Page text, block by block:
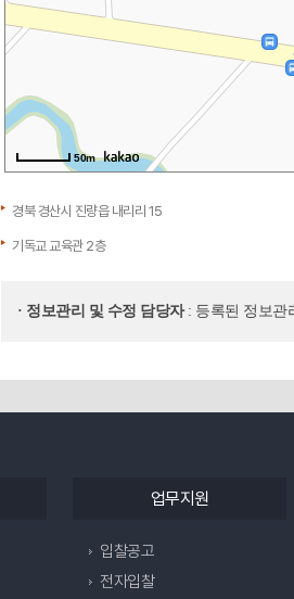
50m
경북 경산시 진량읍 내리리 15
기독교 교육관 2층
· 정보관리 및 수정 담당자: 등록된 정보관
업무지원
입찰공고
전자입찰